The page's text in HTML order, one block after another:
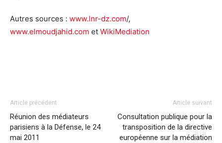
Autres sources : www.lnr-dz.com/,
www.elmoudjahid.com et WikiMediation
Article précédent
Réunion des médiateurs
parisiens à la Défense, le 24
mai 2011
Article suivant
Consultation publique pour la
transposition de la directive
européenne sur la médiation